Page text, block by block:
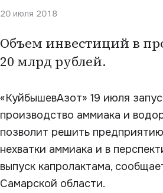
20 июля 2018
Объем инвестиций в
20 млрд рублей.
«КуйбышевАзот» 19 июля
производство аммиака и
позволит решить
нехватки аммиака и в
выпуск капролактама,
Самарской области.